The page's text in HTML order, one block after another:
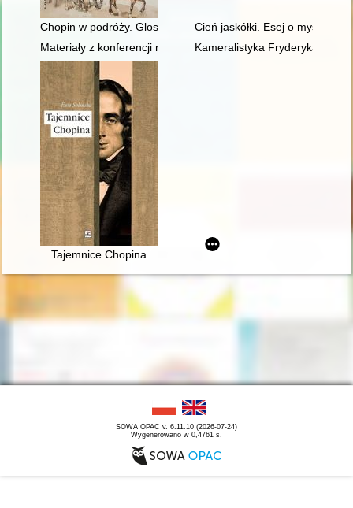
Chopin w podróży. Glosy do biografiiCień jaskółki. Esej o myślach
Materiały z konferencji naukowej "Twórczość naukowa i
Kameralistyka Fryderyka
Tajemnice Chopina
SOWA OPAC v. 6.11.10 (2026-07-24)
Wygenerowano w 0,4761 s.